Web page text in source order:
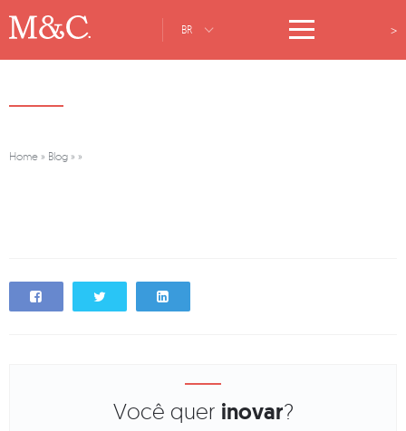
BR >
Home » Blog » »
Você quer inovar?